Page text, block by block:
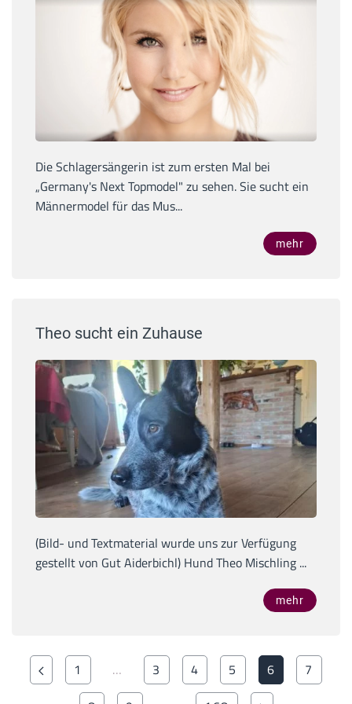
Die Schlagersängerin ist zum ersten Mal bei
„Germany's Next Topmodel" zu sehen. Sie sucht ein
Männermodel für das Mus...
mehr
Theo sucht ein Zuhause
(Bild- und Textmaterial wurde uns zur Verfügung
gestellt von Gut Aiderbichl) Hund Theo Mischling ...
mehr
1 … 3 4 5 6
7